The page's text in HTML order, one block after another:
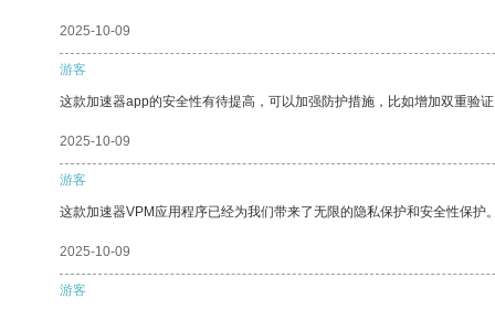
2025-10-09
游客
这款加速器app的安全性有待提高，可以加强防护措施，比如增加双重验证
2025-10-09
游客
这款加速器VPM应用程序已经为我们带来了无限的隐私保护和安全性保护。
2025-10-09
游客